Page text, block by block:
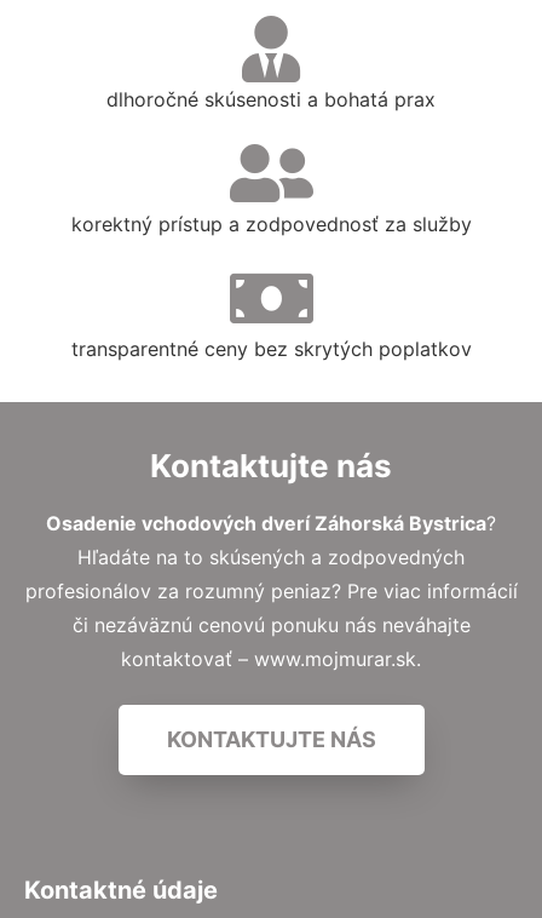
dlhoročné skúsenosti a bohatá prax
korektný prístup a zodpovednosť za služby
transparentné ceny bez skrytých poplatkov
Kontaktujte nás
Osadenie vchodových dverí Záhorská Bystrica?
Hľadáte na to skúsených a zodpovedných
profesionálov za rozumný peniaz? Pre viac informácií
či nezáväznú cenovú ponuku nás neváhajte
kontaktovať – www.mojmurar.sk.
KONTAKTUJTE NÁS
Kontaktné údaje